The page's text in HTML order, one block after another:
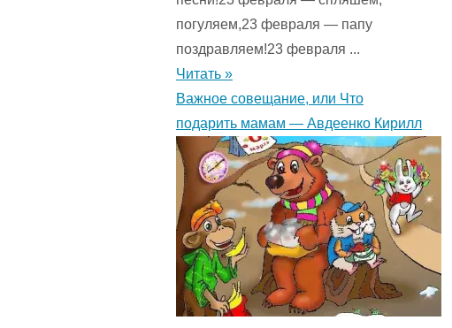
погуляем,23 февраля — папу
поздравляем!23 февраля ...
Читать »
Важное совещание, или Что
подарить мамам — Авдеенко Кирилл